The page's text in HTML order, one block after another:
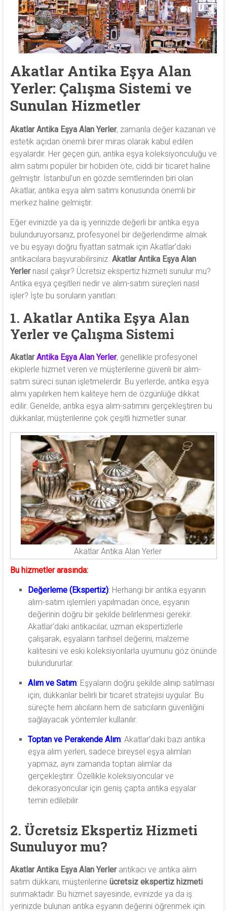
antika
heykel,
antika
porselen
antika
saat
alıyoruz.
Akatlar Antika Eşya Alan
Yerler: Çalışma Sistemi ve
Sunulan Hizmetler
Akatlar Antika Eşya Alan Yerler, zamanla değer kazanan ve
estetik açıdan önemli birer miras olarak kabul edilen
eşyalardır. Her geçen gün, antika eşya koleksiyonculuğu ve
alım satımı popüler bir hobiden öte, ciddi bir ticaret haline
gelmiştir. İstanbul’un en gözde semtlerinden biri olan
Akatlar, antika eşya alım satımı konusunda önemli bir
merkez haline gelmiştir.
Eğer evinizde ya da iş yerinizde değerli bir antika eşya
bulunduruyorsanız, profesyonel bir değerlendirme almak
ve bu eşyayı doğru fiyattan satmak için Akatlar’daki
antikacılara başvurabilirsiniz. Akatlar Antika Eşya Alan
Yerlernasıl çalışır? Ücretsiz ekspertiz hizmeti sunulur mu?
Antika eşya çeşitleri nedir ve alım-satım süreçleri nasıl
işler? İşte bu soruların yanıtları:
1. Akatlar Antika Eşya Alan
Yerler ve Çalışma Sistemi
AkatlarAntika Eşya Alan Yerler, genellikle profesyonel
ekiplerle hizmet veren ve müşterilerine güvenli bir alım-
satım süreci sunan işletmelerdir. Bu yerlerde, antika eşya
alımı yapılırken hem kaliteye hem de özgünlüğe dikkat
edilir. Genelde, antika eşya alım-satımını gerçekleştiren bu
dükkanlar, müşterilerine çok çeşitli hizmetler sunar.
Akatlar Antika Alan Yerler
Bu hizmetler arasında:
Değerleme (Ekspertiz):Herhangi bir antika eşyanın
alım-satım işlemleri yapılmadan önce, eşyanın
değerinin doğru bir şekilde belirlenmesi gerekir.
Akatlar’daki antikacılar, uzman ekspertizlerle
çalışarak, eşyaların tarihsel değerini, malzeme
kalitesini ve eski koleksiyonlarla uyumunu göz önünde
bulundururlar.
Alım ve Satım:Eşyaların doğru şekilde alınıp satılması
için, dükkanlar belirli bir ticaret stratejisi uygular. Bu
süreçte hem alıcıların hem de satıcıların güvenliğini
sağlayacak yöntemler kullanılır.
Toptan ve Perakende Alım:Akatlar’daki bazı antika
eşya alım yerleri, sadece bireysel eşya alımları
yapmaz, aynı zamanda toptan alımlar da
gerçekleştirir. Özellikle koleksiyoncular ve
dekorasyoncular için geniş çapta antika eşyalar
temin edilebilir.
2. Ücretsiz Ekspertiz Hizmeti
Sunuluyor mu?
Akatlar Antika Eşya Alan Yerlerantikacı ve antika alım
satım dükkanı, müşterilerine ücretsiz ekspertiz hizmeti
sunmaktadır. Bu hizmet sayesinde, evinizde ya da iş
yerinizde bulunan antika eşyanın değerini öğrenmek için